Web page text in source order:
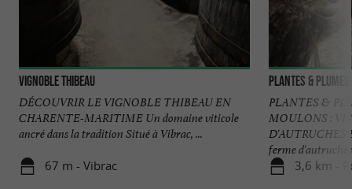
Vignoble Thibeau
DÉCOUVRIR LE VIGNOBLE THIBEAU EN
CHARENTE-MARITIME Un domaine viticole
ancré dans la tradition Situé à Vibrac, ...
67 m - Vibrac
Plantes & Plumes
PLANTES &
MOULONS :
D'AUTRUCHES
ferme
3,6 km -